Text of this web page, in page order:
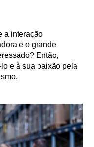
a interação
e o grande
Então,
e à sua paixão pela